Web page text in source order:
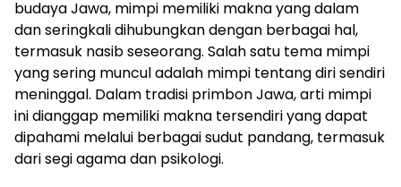
budaya Jawa, mimpi memiliki makna yang dalam
dan seringkali dihubungkan dengan berbagai hal,
termasuk nasib seseorang. Salah satu tema mimpi
yang sering muncul adalah mimpi tentang diri sendiri
meninggal. Dalam tradisi primbon Jawa, arti mimpi
ini dianggap memiliki makna tersendiri yang dapat
dipahami melalui berbagai sudut pandang, termasuk
dari segi agama dan psikologi.